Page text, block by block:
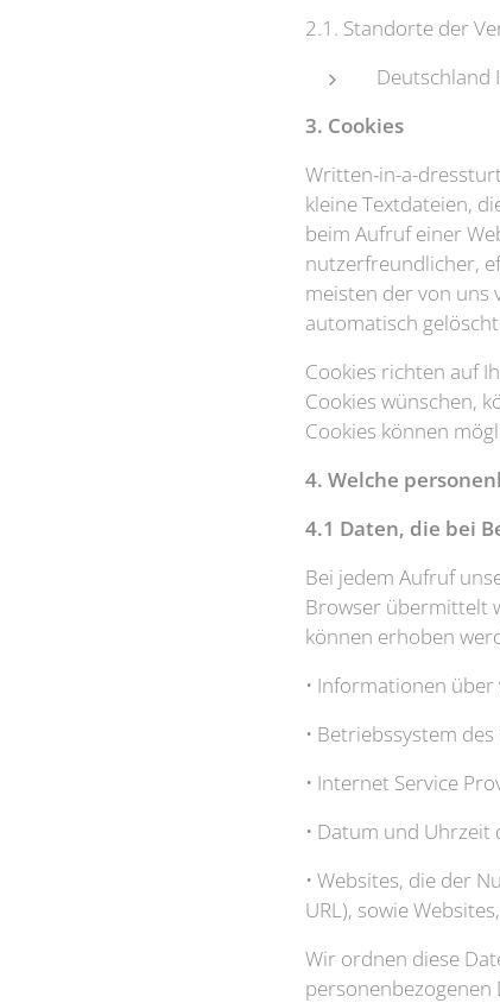
2.1. Standorte der
Deutschland
3. Cookies
Written-in-a-
kleine Textdateien,
beim Aufruf einer
nutzerfreundlicher,
meisten der von uns
automatisch
Cookies richten auf
Cookies wünschen,
Cookies können
4. Welche
4.1 Daten, die bei
Bei jedem Aufruf
Browser übermittelt
können erhoben
• Informationen
• Betriebssystem
• Internet Service
• Datum und Uhrzeit
• Websites, die der
URL), sowie
Wir ordnen diese
personenbezogenen